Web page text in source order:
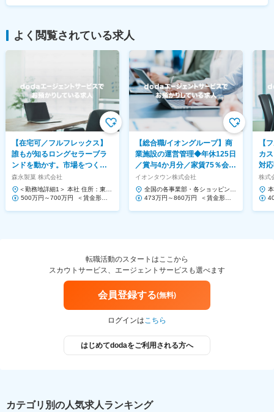
よく閲覧されている求人
【在宅可／フルフレックス】
誰もが知るロングセラーブラ
ンドを動かす。市場をつくる
提案営業◆ハイチュウ等
森永製菓 株式会社
＜勤務地詳細1＞ 本社 住所：東京
都港区芝浦1-13-16 勤務地最寄
500万円～700万円 ＜賃金形態
【総合職/イオングループ】商
業施設の運営管理◆年休125日
／賞与4か月分／家賃75％会社
負担！
イオンタウン株式会社
全国の各事業部・各ショッピング
センター 住所：千葉県千葉市美浜
473万円～860万円 ＜賃金形態
【
カ
対
株式
1
転職活動のスタートはここから
スカウトサービス、エージェントサービスも選べます
会員登録する(無料)
ログインはこちら
はじめてdodaをご利用される方へ
カテゴリ別の人気求人ランキング